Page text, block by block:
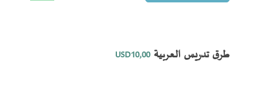
طرق تدريس العربية USD10٫00